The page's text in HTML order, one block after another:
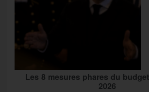
Les 8 mesures phares du
2026